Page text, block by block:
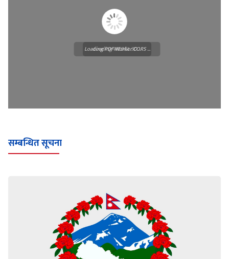
Loading WEBGL 3D ...
Loading PDF Worker CORS ...
सम्बन्धित सूचना